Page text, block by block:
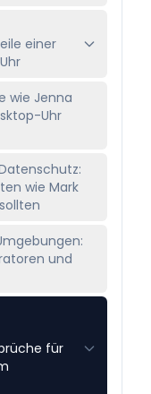
einer
wie Jenna
Uhr
wie Mark
und
für